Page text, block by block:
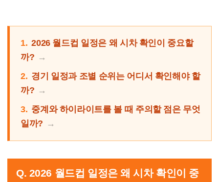
1. 2026 월드컵 일정은 왜 시차 확인이 중요할
까?
2. 경기 일정과 조별 순위는 어디서 확인해야 할
까?
3. 중계와 하이라이트를 볼 때 주의할 점은 무엇
일까?
Q. 2026 월드컵 일정은 왜 시차 확인이 중